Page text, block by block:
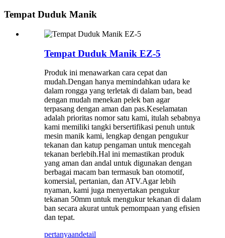
Tempat Duduk Manik
Tempat Duduk Manik EZ-5
Produk ini menawarkan cara cepat dan
mudah.Dengan hanya memindahkan udara ke
dalam rongga yang terletak di dalam ban, bead
dengan mudah menekan pelek ban agar
terpasang dengan aman dan pas.Keselamatan
adalah prioritas nomor satu kami, itulah sebabnya
kami memiliki tangki bersertifikasi penuh untuk
mesin manik kami, lengkap dengan pengukur
tekanan dan katup pengaman untuk mencegah
tekanan berlebih.Hal ini memastikan produk
yang aman dan andal untuk digunakan dengan
berbagai macam ban termasuk ban otomotif,
komersial, pertanian, dan ATV.Agar lebih
nyaman, kami juga menyertakan pengukur
tekanan 50mm untuk mengukur tekanan di dalam
ban secara akurat untuk pemompaan yang efisien
dan tepat.
pertanyaandetail